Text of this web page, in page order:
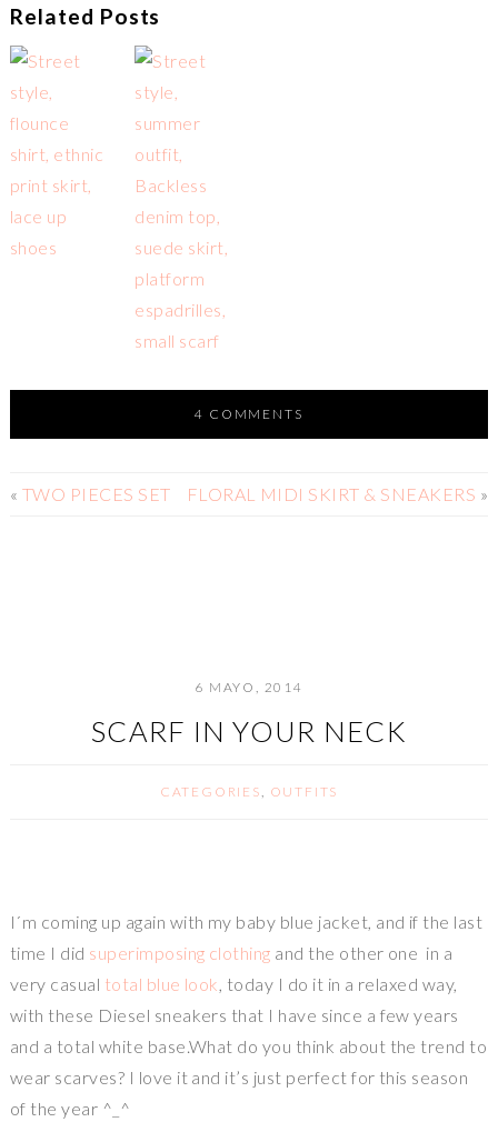
Related Posts
4 COMMENTS
« TWO PIECES SET FLORAL MIDI SKIRT & SNEAKERS »
6 MAYO, 2014
SCARF IN YOUR NECK
CATEGORIES, OUTFITS
I´m coming up again with my baby blue jacket, and if the last
time I did superimposing clothing and the other one in a
very casual total blue look, today I do it in a relaxed way,
with these Diesel sneakers that I have since a few years
and a total white base.What do you think about the trend to
wear scarves? I love it and it’s just perfect for this season
of the year ^_^